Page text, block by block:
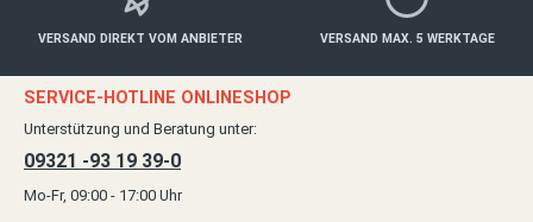
VERSAND DIREKT VOM ANBIETER VERSAND MAX. 5 WERKTAGE
SERVICE-HOTLINE ONLINESHOP
Unterstützung und Beratung unter:
09321 -93 19 39-0
Mo-Fr, 09:00 - 17:00 Uhr